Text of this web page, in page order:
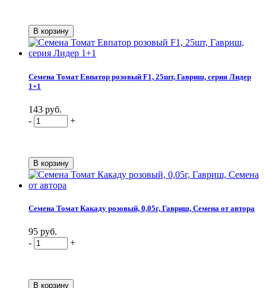
Семена Томат Евпатор розовый F1, 25шт, Гавриш, серия Лидер
1+1
143 руб.
-
+
Семена Томат Какаду розовый, 0,05г, Гавриш, Семена от автора
95 руб.
-
+